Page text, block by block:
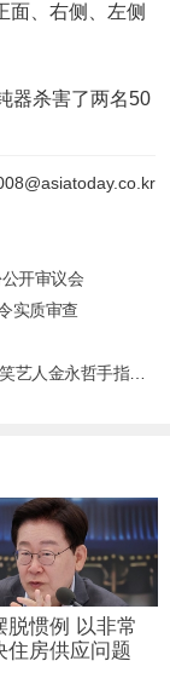
面、右侧、左侧
器杀害了两名50
开审议会
实质审查
人金永哲手指骨折
脱惯例 以非常
住房供应问题